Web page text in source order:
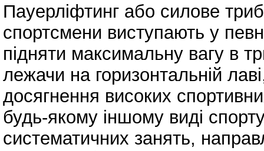
Пауерліфтинг або силове
спортсмени виступають у
підняти максимальну вагу в
лежачи на горизонтальній
досягнення високих
будь-якому іншому виді
систематичних занять,